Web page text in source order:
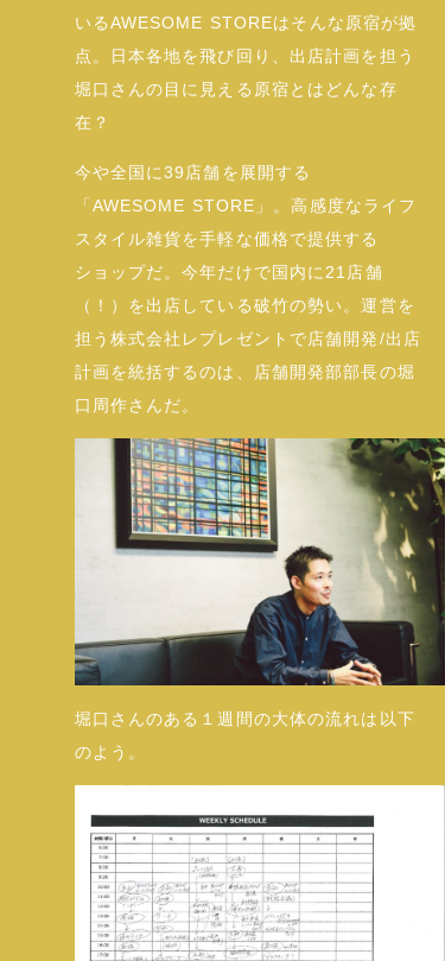
いるAWESOME STOREはそんな原宿が拠
点。日本各地を飛び回り、出店計画を担う
堀口さんの目に見える原宿とはどんな存
在？
今や全国に39店舗を展開する
「AWESOME STORE」。高感度なライフ
スタイル雑貨を手軽な価格で提供する
ショップだ。今年だけで国内に21店舗
（！）を出店している破竹の勢い。運営を
担う株式会社レプレゼントで店舗開発/出店
計画を統括するのは、店舗開発部部長の堀
口周作さんだ。
堀口さんのある１週間の大体の流れは以下
のよう。